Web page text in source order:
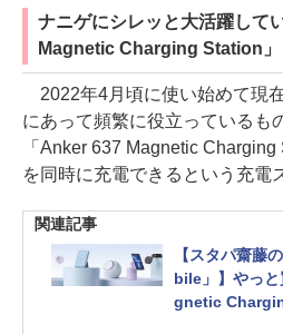
ナニゲにシレッと大活躍して
Magnetic Charging Station」
2022年4月頃に使い始めて現
にあって頻繁に役立っているも
「Anker 637 Magnetic
を同時に充電できるという充電
関連記事
【スタパ齋藤
bile」】やっ
gnetic